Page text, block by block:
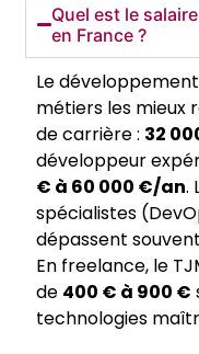
Quel est le
en France ?
Le
métiers les mieux
de carrière : 32
développeur
€ à 60 000 €/an.
spécialistes
dépassent souvent
En freelance, le
de 400 € à 900 €
technologies